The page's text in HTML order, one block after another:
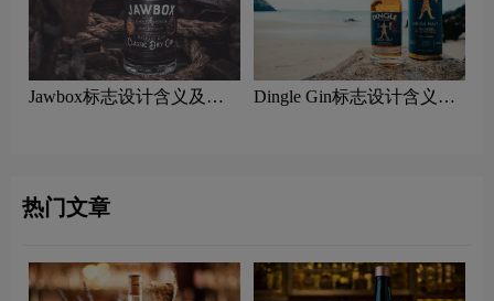
Jawbox标志设计含义及杜
Dingle Gin标志设计含义及
热门文章